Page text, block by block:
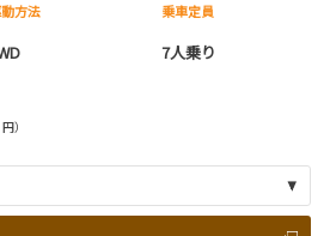
方法 乗車定員
7人乗り
）